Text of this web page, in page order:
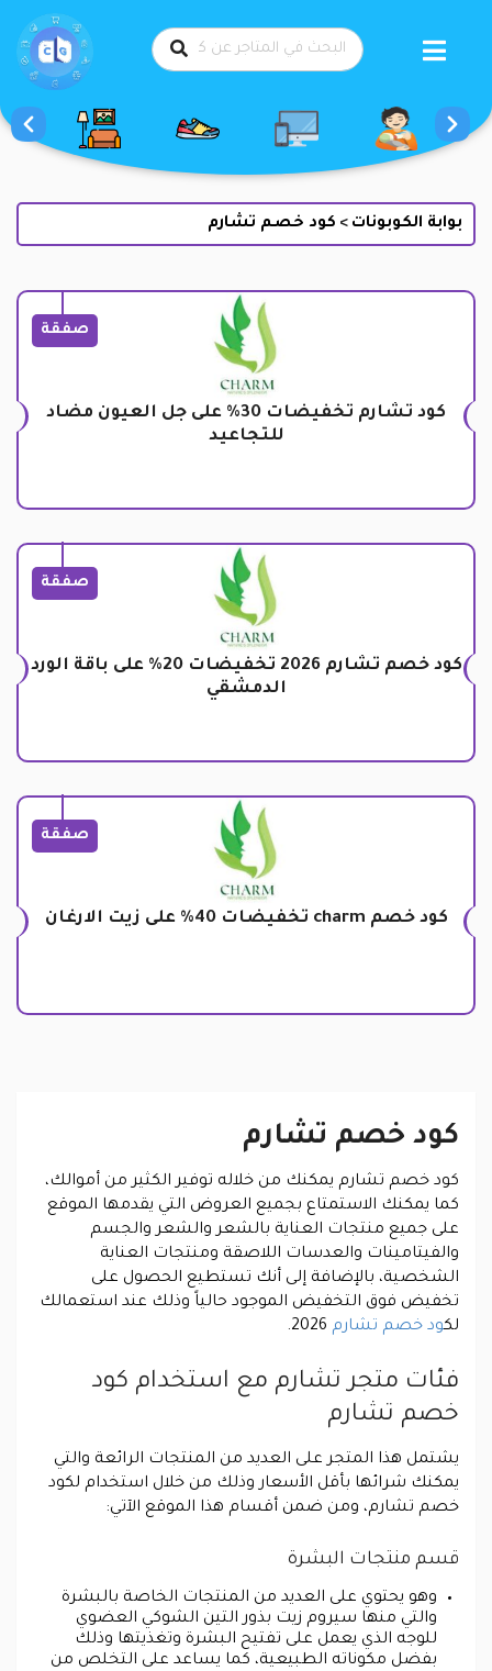
بوابة الكوبونات > كود خصم تشارم
صفقة
كود تشارم تخفيضات 30% على جل العيون مضاد
للتجاعيد
صفقة
كود خصم تشارم 2026 تخفيضات 20% على باقة الورد
الدمشقي
صفقة
كود خصم charm تخفيضات 40% على زيت الارغان
كود خصم تشارم
كود خصم تشارم يمكنك من خلاله توفير الكثير من أموالك،
كما يمكنك الاستمتاع بجميع العروض التي يقدمها الموقع
على جميع منتجات العناية بالشعر والشعر والجسم
والفيتامينات والعدسات اللاصقة ومنتجات العناية
الشخصية، بالإضافة إلى أنك تستطيع الحصول على
تخفيض فوق التخفيض الموجود حالياً وذلك عند استعمالك
لكود خصم تشارم
فئات متجر تشارم مع استخدام كود
خصم تشارم
يشتمل هذا المتجر على العديد من المنتجات الرائعة والتي
يمكنك شرائها بأقل الأسعار وذلك من خلال استخدام لكود
خصم تشارم، ومن ضمن أقسام هذا الموقع الآتي:
قسم منتجات البشرة
وهو يحتوي على العديد من المنتجات الخاصة بالبشرة
والتي منها سيروم زيت بذور التين الشوكي العضوي
للوجه الذي يعمل على تفتيح البشرة وتغذيتها وذلك
بفضل مكوناته الطبيعية، كما يساعد على التخلص من